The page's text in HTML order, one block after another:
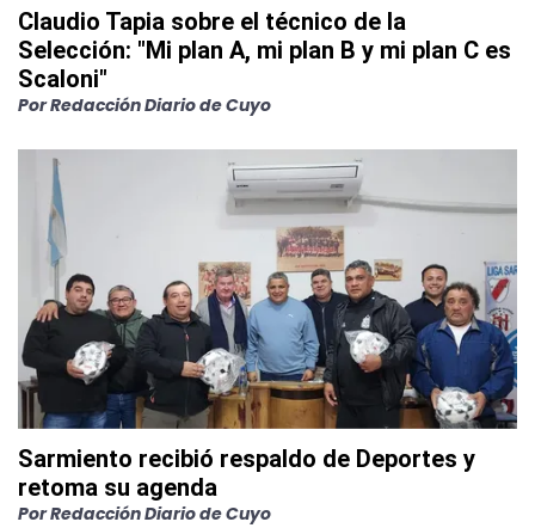
Claudio Tapia sobre el técnico de la
Selección: "Mi plan A, mi plan B y mi plan C es
Scaloni"
PorRedacción Diario de Cuyo
Sarmiento recibió respaldo de Deportes y
retoma su agenda
PorRedacción Diario de Cuyo